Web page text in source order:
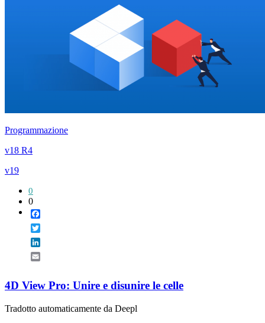
Programmazione
v18 R4
v19
0
0
4D View Pro: Unire e disunire le celle
Tradotto automaticamente da Deepl